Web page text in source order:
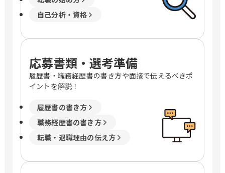
自己分析・資格
応募書類・選考準備
履歴書・職務経歴書の書き方や面接で伝えるべきポ
イントを解説！
履歴書の書き方
職務経歴書の書き方
転職・退職理由の伝え方